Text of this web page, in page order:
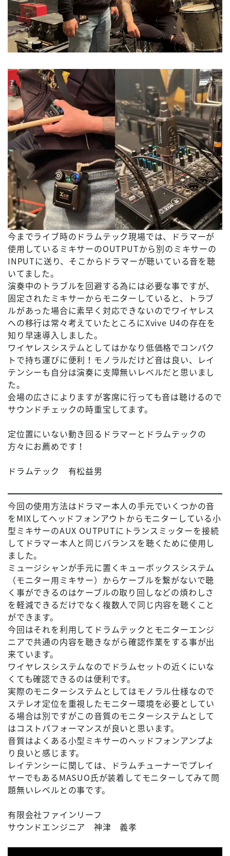
今までライブ時のドラムテック現場では、ドラマーが
使用しているミキサーのOUTPUTから別のミキサーの
INPUTに送り、そこからドラマーが聴いている音を聴
いてました。
演奏中のトラブルを回避する為には必要な事ですが、
固定されたミキサーからモニターしていると、トラブ
ルがあった場合に素早く対応できないのでワイヤレス
への移行は常々考えていたところにXvive U4の存在を
知り早速導入しました。
ワイヤレスシステムとしてはかなり低価格でコンパク
トで持ち運びに便利！モノラルだけど音は良い、レイ
テンシーも自分は演奏に支障無いレベルだと思いまし
た。
会場の広さによりますが客席に行っても音は聴けるので
サウンドチェックの時重宝してます。
定位置にいない動き回るドラマーとドラムテックの
方々にお薦めです！
ドラムテック 有松益男
今回の使用方法はドラマー本人の手元でいくつかの音
をMIXしてヘッドフォンアウトからモニターしている小
型ミキサーのAUX OUTPUTにトランスミッターを接続
してドラマー本人と同じバランスを聴くために使用し
ました。
ミュージシャンが手元に置くキューボックスシステム
（モニター用ミキサー）からケーブルを繋がないで聴
く事ができるのはケーブルの取り回しなどの煩わしさ
を軽減できるだけでなく複数人で同じ内容を聴くこと
ができます。
今回はそれを利用してドラムテックとモニターエンジ
ニアで共通の内容を聴きながら確認作業をする事が出
来ています。
ワイヤレスシステムなのでドラムセットの近くにいな
くても確認できるのは便利です。
実際のモニターシステムとしてはモノラル仕様なので
ステレオ定位を重視したモニター環境を必要としてい
る場合は別ですがこの音質のモニターシステムとして
はコストパフォーマンスが良いと思います。
音質はよくある小型ミキサーのヘッドフォンアンプよ
り良いと感じます。
レイテンシーに関しては、ドラムチューナーでプレイ
ヤーでもあるMASUO氏が装着してモニターしてみて問
題無いレベルとの事です。
有限会社ファインリーフ
サウンドエンジニア 神津 義孝